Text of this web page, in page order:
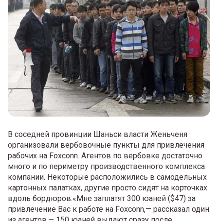
В соседней провинции Шаньси власти Женьченя
организовали вербовочные пункты для привлечения
рабочих на Foxconn. Агентов по вербовке достаточно
много и по периметру производственного комплекса
компании. Некоторые расположились в самодельных
картонных палатках, другие просто сидят на корточках
вдоль бордюров.«Мне заплатят 300 юаней ($47) за
привлечение Вас к работе на Foxconn,— рассказал один